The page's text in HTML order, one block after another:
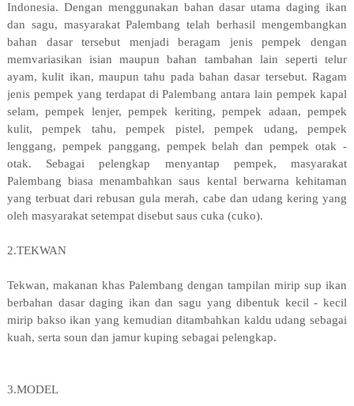
Indonesia. Dengan menggunakan bahan dasar utama daging ikan
dan sagu, masyarakat Palembang telah berhasil mengembangkan
bahan dasar tersebut menjadi beragam jenis pempek dengan
memvariasikan isian maupun bahan tambahan lain seperti telur
ayam, kulit ikan, maupun tahu pada bahan dasar tersebut. Ragam
jenis pempek yang terdapat di Palembang antara lain pempek kapal
selam, pempek lenjer, pempek keriting, pempek adaan, pempek
kulit, pempek tahu, pempek pistel, pempek udang, pempek
lenggang, pempek panggang, pempek belah dan pempek otak -
otak. Sebagai pelengkap menyantap pempek, masyarakat
Palembang biasa menambahkan saus kental berwarna kehitaman
yang terbuat dari rebusan gula merah, cabe dan udang kering yang
oleh masyarakat setempat disebut saus cuka (cuko).
2.TEKWAN
Tekwan, makanan khas Palembang dengan tampilan mirip sup ikan
berbahan dasar daging ikan dan sagu yang dibentuk kecil - kecil
mirip bakso ikan yang kemudian ditambahkan kaldu udang sebagai
kuah, serta soun dan jamur kuping sebagai pelengkap.
3.MODEL